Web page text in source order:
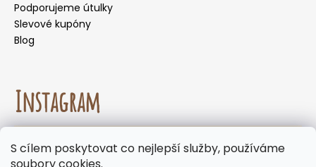
S cílem poskytovat co nejlepší služby, používáme
měsíců nedoporučujeme volit doručení do
Podporujeme útulky
Slevové kupóny
Blog
Instagram
Sledovat na Instagramu